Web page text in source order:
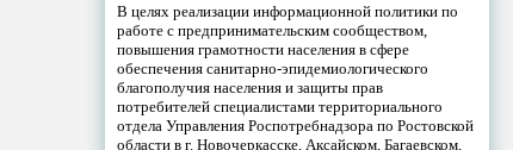
В целях реализации информационной политики по
работе с предпринимательским сообществом,
повышения грамотности населения в сфере
обеспечения санитарно-эпидемиологического
благополучия населения и защиты прав
потребителей специалистами территориального
отдела Управления Роспотребнадзора по Ростовской
области в г. Новочеркасске, Аксайском, Багаевском,